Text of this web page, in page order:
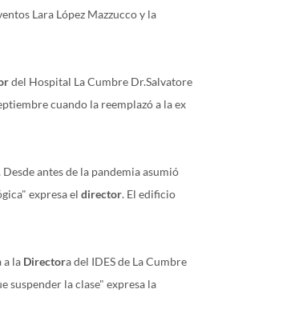
Lara López Mazzucco y la
del Hospital La Cumbre Dr.Salvatore
cuando la reemplazó a la ex
antes de la pandemia asumió
expresa el director. El edificio
a la Directora del IDES de La Cumbre
suspender la clase" expresa la